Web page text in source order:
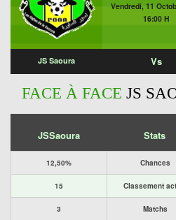
Vendredi, 11
16:00 H
JS Saoura Vs
FACE À FACE JS
JSSaoura Stats
12,50% Chances
15 Classement
3 Matchs